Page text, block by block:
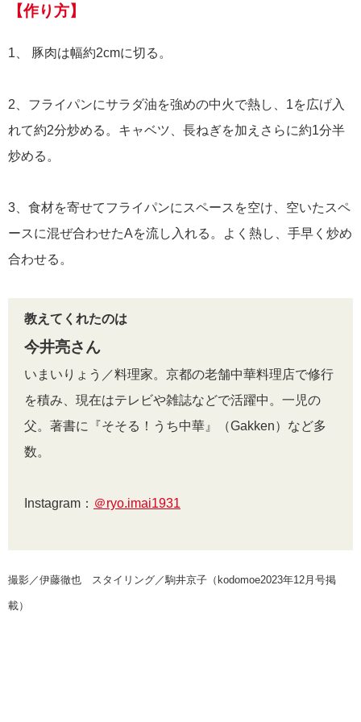
【作り方】
1、 豚肉は幅約2cmに切る。
2、フライパンにサラダ油を強めの中火で熱し、1を広げ入
れて約2分炒める。キャベツ、長ねぎを加えさらに約1分半
炒める。
3、食材を寄せてフライパンにスペースを空け、空いたスペ
ースに混ぜ合わせたAを流し入れる。よく熱し、手早く炒め
合わせる。
教えてくれたのは
今井亮さん
いまいりょう／料理家。京都の老舗中華料理店で修行
を積み、現在はテレビや雑誌などで活躍中。一児の
父。著書に『そそる！うち中華』（Gakken）など多
数。
Instagram： ＠ryo.imai1931
撮影／伊藤徹也 スタイリング／駒井京子（kodomoe2023年12月号掲
載）